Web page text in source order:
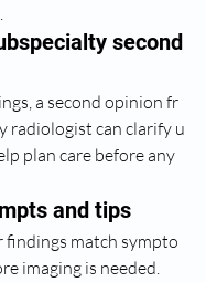
second
a second opinion fr
radiologist can clarify u
plan care before any
and tips
findings match sympto
imaging is needed.